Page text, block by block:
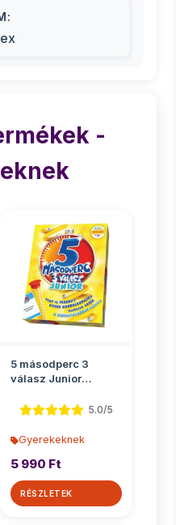
-
5 másodperc 3
válasz Junior
5.0/5
Gyerekeknek
5 990 Ft
RÉSZLETEK